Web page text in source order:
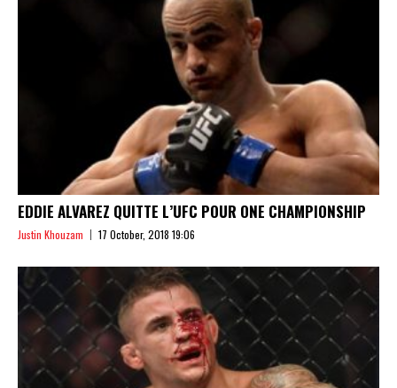
EDDIE ALVAREZ QUITTE L’UFC POUR ONE CHAMPIONSHIP
Justin Khouzam 17 October, 2018 19:06